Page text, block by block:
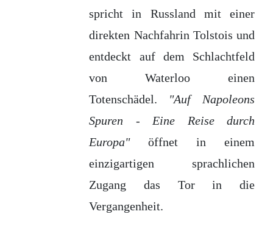
spricht in Russland mit einer
direkten Nachfahrin Tolstois und
entdeckt auf dem Schlachtfeld
von Waterloo einen
Totenschädel. "Auf Napoleons
Spuren - Eine Reise durch
Europa"öffnet in einem
einzigartigen sprachlichen
Zugang das Tor in die
Vergangenheit.